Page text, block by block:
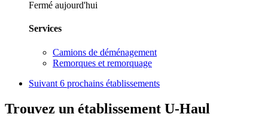
Fermé aujourd'hui
Services
Camions de déménagement
Remorques et remorquage
Suivant 6 prochains établissements
Trouvez un établissement U-Haul